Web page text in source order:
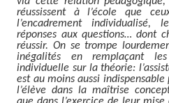
réussissent à l’école que
l’encadrement individualisé,
réponses aux questions… dont
réussir. On se trompe
inégalités en remplaçant
individuelle sur la théorie:
est au moins aussi
l’élève dans la maîtrise